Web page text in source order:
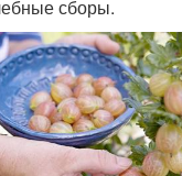
сборы.